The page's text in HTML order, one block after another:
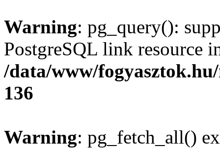
Warning: pg_query():
PostgreSQL link resource
/data/www/
136
Warning: pg_fetch_all()